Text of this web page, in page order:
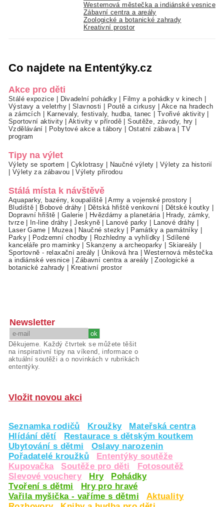
Westernová městečka a indiánské vesnice
Zábavní centra a areály
Zoologické a botanické zahrady
Kreativní prostor
Co najdete na Ententýky.cz
Akce pro děti
Stálé expozice Divadelní pohádky Filmy a pohádky v kinech
Výstavy a veletrhy|Slavnosti Poutě a cirkusy
Akce na hradech
a zámcích
Karnevaly, festivaly, hudba, tanec Tvořivé aktivity
Sportovní aktivity|Aktivity v přírodě |Soutěže, závody, hry
Vzdělávání
Pobytové akce a tábory Ostatní zábava|TV
program
Tipy na výlet
Výlety se sportem Cyklotrasy Naučné výlety
Výlety za historií
Výlety za zábavou |Výlety přírodou
Stálá místa k návštěvě
Aquaparky, bazény, koupaliště |Army a vojenské prostory
Bludiště
Bobové dráhy Dětská hřiště venkovní Dětské koutky
Dopravní hřiště
Galerie Hvězdárny a planetária|
Hrady, zámky,
tvrze| In-line dráhy |Jeskyně| Lanové parky Lanové dráhy
Laser Game
Muzea| Naučné stezky Památky a památníky
Parky| Podzemní chodby Rozhledny a vyhlídky
Sdílené
kanceláře pro maminky |Skanzeny a archeoparky Skiareály
Sportovně - relaxační areály
Úniková hra|Westernová městečka
a indiánské vesnice |Zábavní centra a areály |Zoologické a
botanické zahrady
Kreativní prostor
Newsletter
Děkujeme. Každý čtvrtek se můžete těšit
na inspirativní tipy na víkend, informace o
aktuální soutěži a o novinkách v rubrikách
ententýky.
Vložit novou akci
Seznamka rodičů Kroužky
Mateřská centra
Hlídání dětí
Restaurace s dětským koutkem
Ubytování s dětmi
Oslavy narozenin
Pořadatelé kroužků
Ententýky soutěže
Kupovačka
Soutěže pro děti
Fotosoutěž
Slevové vouchery
Hry
Pohádky
Tvoření s dětmi
Hry pro hravé
Vařila myšička - vaříme s dětmi
Aktuality